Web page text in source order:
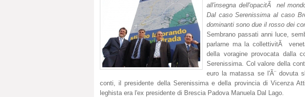
all'insegna dell'opacitÃ nel
Dal caso Serenissima al caso
dominanti sono due il rosso dei
Sembrano passati anni luce,
parlarne ma la collettivitÃ
della voragine provocata dalla
Serenissima. Col valore della
euro la matassa se l'Ã¨ dovuta
conti, il presidente della Serenissima e della provincia di Vicenza
leghista era l'ex presidente di Brescia Padova Manuela Dal Lago.